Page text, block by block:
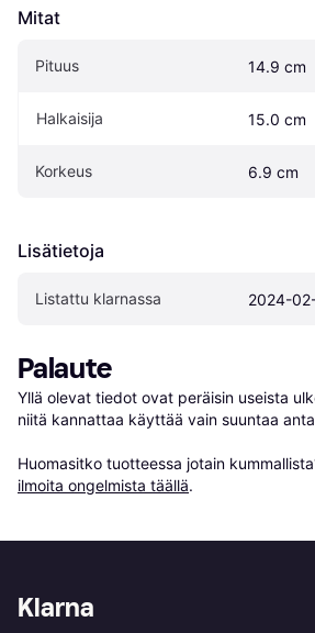
Mitat
Pituus 14.9 cm
Halkaisija 15.0 cm
Korkeus 6.9 cm
Lisätietoja
Listattu klarnassa 2024-
Palaute
Yllä olevat tiedot ovat peräisin useista
niitä kannattaa käyttää vain suuntaa
Huomasitko tuotteessa jotain
ilmoita ongelmista täällä.
Klarna